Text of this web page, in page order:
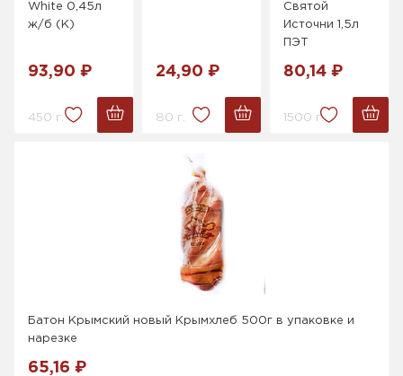
White 0,45л
ж/б (K)
93,90 ₽
450 г.
24,90 ₽
80 г.
Святой
Источни 1,5л
ПЭТ
80,14 ₽
1500 г.
Батон Крымский новый Крымхлеб 500г в упаковке и
нарезке
65,16 ₽